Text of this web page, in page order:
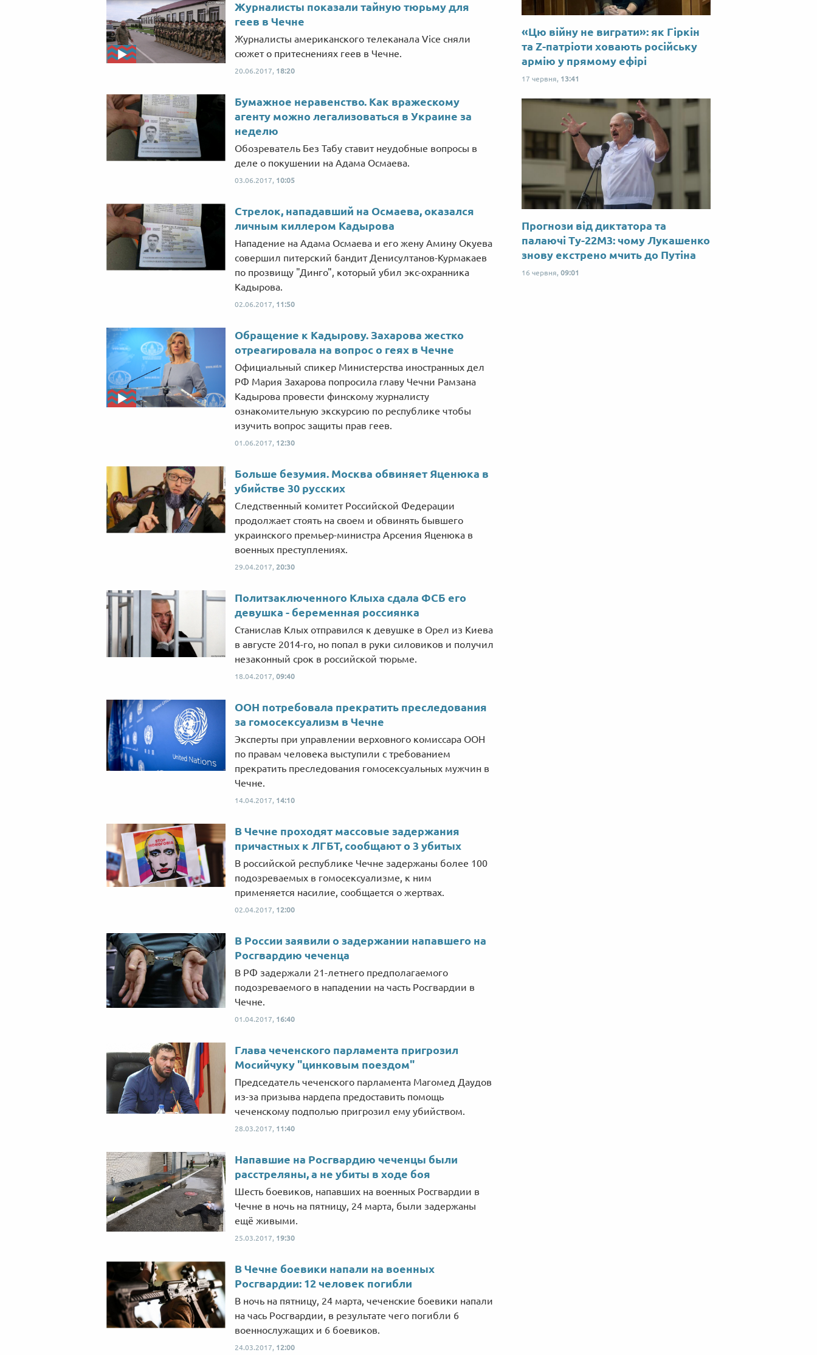
Журналисты показали тайную тюрьму для
геев в Чечне
Журналисты американского телеканала Vice сняли
сюжет о притеснениях геев в Чечне.
20.06.2017, 18:20
Бумажное неравенство. Как вражескому
агенту можно легализоваться в Украине за
неделю
Обозреватель Без Табу ставит неудобные вопросы в
деле о покушении на Адама Осмаева.
03.06.2017, 10:05
Стрелок, нападавший на Осмаева, оказался
личным киллером Кадырова
Нападение на Адама Осмаева и его жену Амину Окуева
совершил питерский бандит Денисултанов-Курмакаев
по прозвищу "Динго", который убил экс-охранника
Кадырова.
02.06.2017, 11:50
Обращение к Кадырову. Захарова жестко
отреагировала на вопрос о геях в Чечне
Официальный спикер Министерства иностранных дел
РФ Мария Захарова попросила главу Чечни Рамзана
Кадырова провести финскому журналисту
ознакомительную экскурсию по республике чтобы
изучить вопрос защиты прав геев.
01.06.2017, 12:30
Больше безумия. Москва обвиняет Яценюка в
убийстве 30 русских
Следственный комитет Российской Федерации
продолжает стоять на своем и обвинять бывшего
украинского премьер-министра Арсения Яценюка в
военных преступлениях.
29.04.2017, 20:30
Политзаключенного Клыха сдала ФСБ его
девушка - беременная россиянка
Станислав Клых отправился к девушке в Орел из Киева
в августе 2014-го, но попал в руки силовиков и получил
незаконный срок в российской тюрьме.
18.04.2017, 09:40
ООН потребовала прекратить преследования
за гомосексуализм в Чечне
Эксперты при управлении верховного комиссара ООН
по правам человека выступили с требованием
прекратить преследования гомосексуальных мужчин в
Чечне.
14.04.2017, 14:10
В Чечне проходят массовые задержания
причастных к ЛГБТ, сообщают о 3 убитых
В российской республике Чечне задержаны более 100
подозреваемых в гомосексуализме, к ним
применяется насилие, сообщается о жертвах.
02.04.2017, 12:00
В России заявили о задержании напавшего на
Росгвардию чеченца
В РФ задержали 21-летнего предполагаемого
подозреваемого в нападении на часть Росгвардии в
Чечне.
01.04.2017, 16:40
Глава чеченского парламента пригрозил
Мосийчуку "цинковым поездом"
Председатель чеченского парламента Магомед Даудов
из-за призыва нардепа предоставить помощь
чеченскому подполью пригрозил ему убийством.
28.03.2017, 11:40
Напавшие на Росгвардию чеченцы были
расстреляны, а не убиты в ходе боя
Шесть боевиков, напавших на военных Росгвардии в
Чечне в ночь на пятницу, 24 марта, были задержаны
ещё живыми.
25.03.2017, 19:30
В Чечне боевики напали на военных
Росгвардии: 12 человек погибли
В ночь на пятницу, 24 марта, чеченские боевики напали
на чась Росгвардии, в результате чего погибли 6
военнослужащих и 6 боевиков.
24.03.2017, 12:00
«Цю війну не виграти»: як Гіркін
та Z-патріоти ховають російську
армію у прямому ефірі
17 червня, 13:41
Прогнози від диктатора та
палаючі Ту-22М3: чому Лукашенко
знову екстрено мчить до Путіна
16 червня, 09:01